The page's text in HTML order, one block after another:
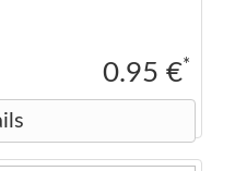
0.95 €*